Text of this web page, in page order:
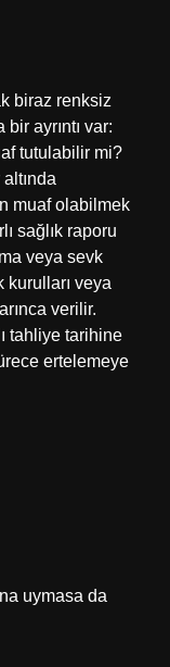
biraz renksiz
bir ayrıntı var:
tutulabilir mi?
muaf olabilmek
sağlık raporu
veya sevk
kurulları veya
verilir.
tahliye tarihine
ertelemeye
uymasa da